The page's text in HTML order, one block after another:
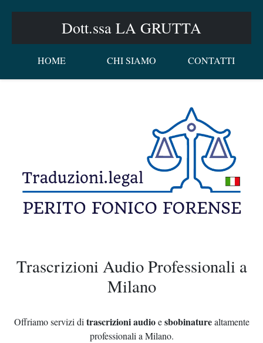
Dott.ssa LA GRUTTA
HOME CHI SIAMO CONTATTI
Trascrizioni Audio Professionali a
Milano
Offriamo servizi di trascrizioni audioesbobinaturealtamente
professionali a Milano.